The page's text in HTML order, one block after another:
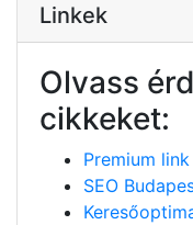
Linkek
Olvass
cikkeket:
Premium
SEO